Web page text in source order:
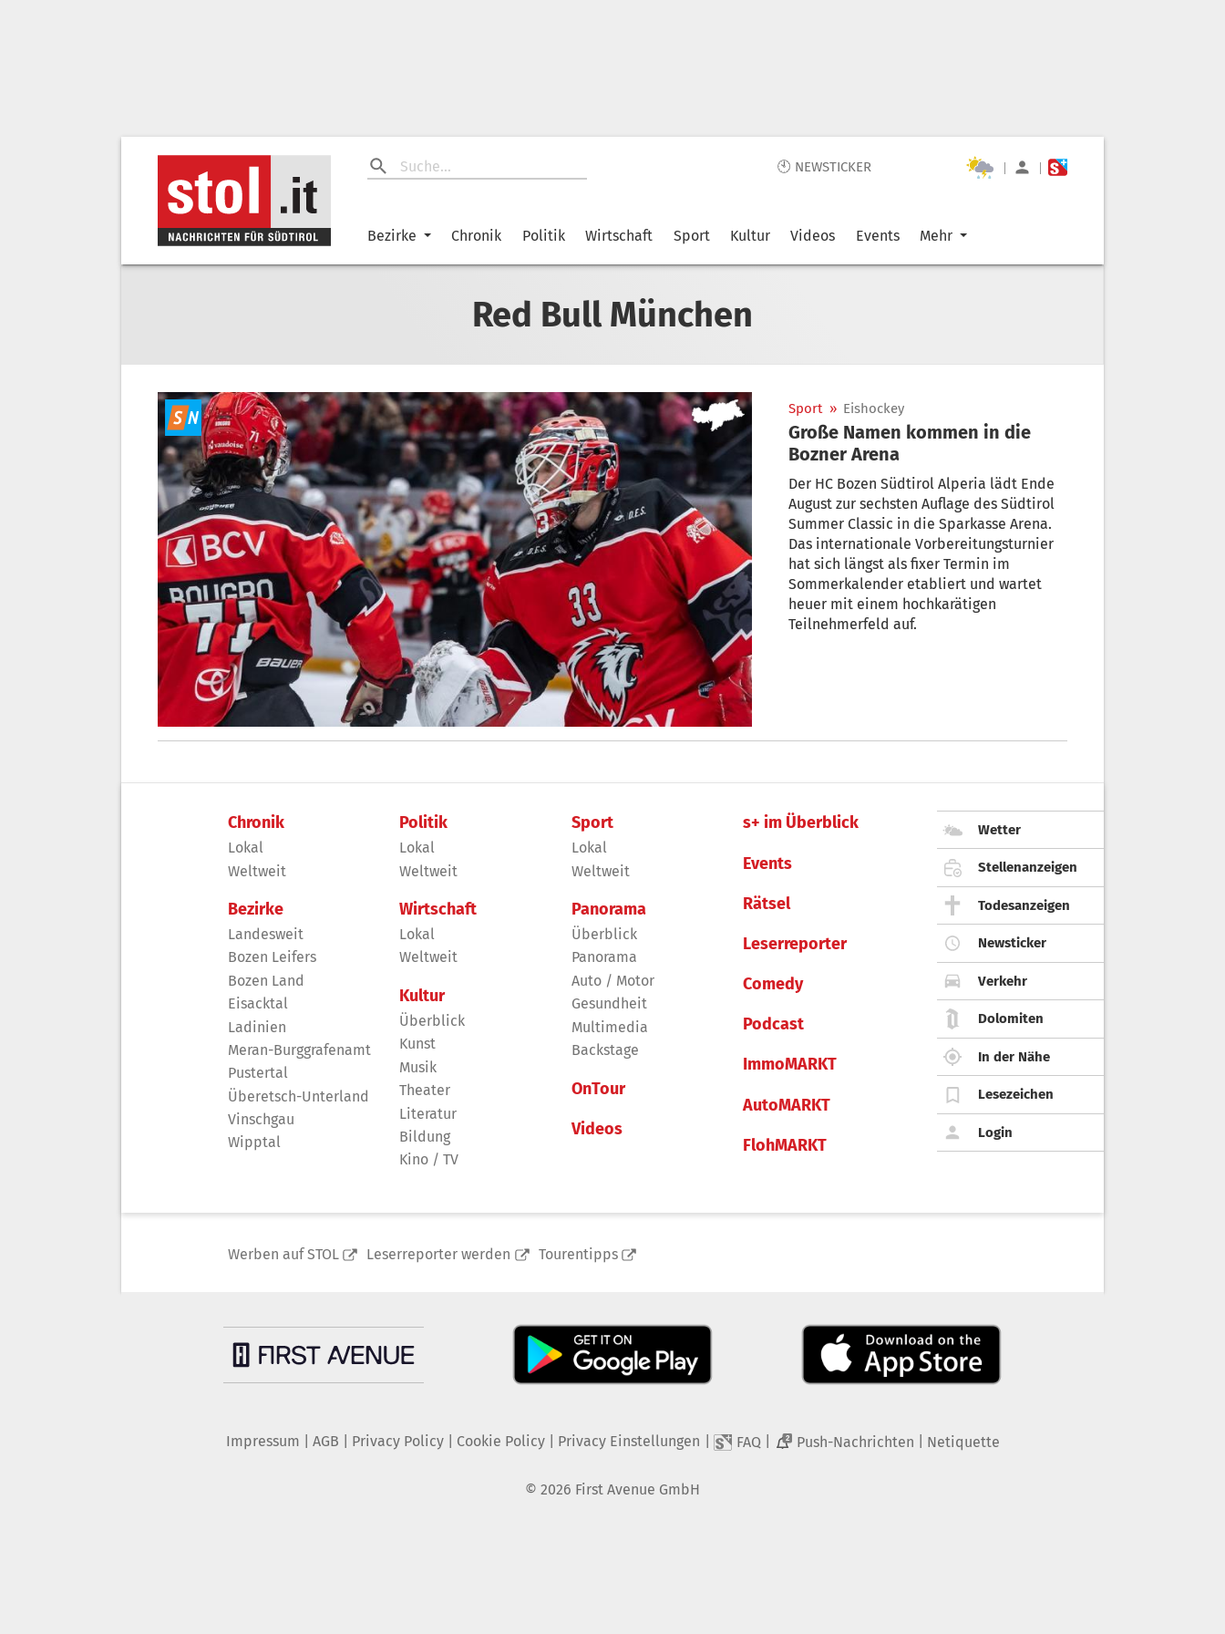
🕙 NEWSTICKER | |
Bezirke Chronik Politik Wirtschaft Sport Kultur Videos Events Mehr
Red Bull München
Sport » Eishockey
Große Namen kommen in die
Bozner Arena
Der HC Bozen Südtirol Alperia lädt Ende
August zur sechsten Auflage des Südtirol
Summer Classic in die Sparkasse Arena.
Das internationale Vorbereitungsturnier
hat sich längst als fixer Termin im
Sommerkalender etabliert und wartet
heuer mit einem hochkarätigen
Teilnehmerfeld auf.
Chronik
Lokal
Weltweit
Bezirke
Landesweit
Bozen Leifers
Bozen Land
Eisacktal
Ladinien
Meran-Burggrafenamt
Pustertal
Überetsch-Unterland
Vinschgau
Wipptal
Politik
Lokal
Weltweit
Wirtschaft
Lokal
Weltweit
Kultur
Überblick
Kunst
Musik
Theater
Literatur
Bildung
Kino / TV
Sport
Lokal
Weltweit
Panorama
Überblick
Panorama
Auto / Motor
Gesundheit
Multimedia
Backstage
OnTour
Videos
s+ im Überblick
Events
Rätsel
Leserreporter
Comedy
Podcast
ImmoMARKT
AutoMARKT
FlohMARKT
Wetter
Stellenanzeigen
Todesanzeigen
Newsticker
Verkehr
Dolomiten
In der Nähe
Lesezeichen
Login
Werben auf STOL Leserreporter werden Tourentipps
Impressum AGB Privacy Policy| Cookie Policy| Privacy Einstellungen FAQ 2 Push-Nachrichten Netiquette
© 2026 First Avenue GmbH